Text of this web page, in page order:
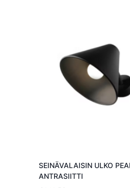
SEINÄVALAISIN ULKO
ANTRASIITTI